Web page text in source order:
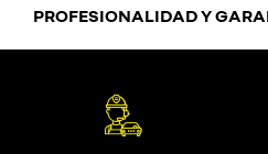
PROFESIONALIDAD Y